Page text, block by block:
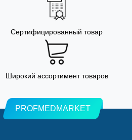
Сертифицированный товар
Широкий ассортимент товаров
PROFMEDMARKET